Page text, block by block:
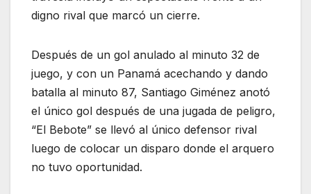
digno rival que marcó un cierre.
Después de un gol anulado al minuto 32 de
juego, y con un Panamá acechando y dando
batalla al minuto 87, Santiago Giménez anotó
el único gol después de una jugada de peligro,
“El Bebote” se llevó al único defensor rival
luego de colocar un disparo donde el arquero
no tuvo oportunidad.